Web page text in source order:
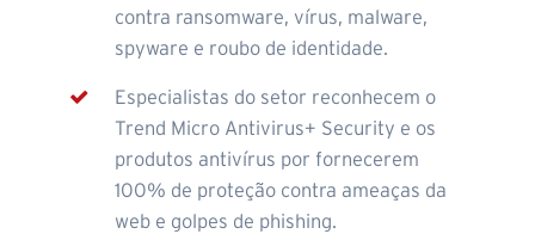
contra ransomware, vírus, malware,
spyware e roubo de identidade.
Especialistas do setor reconhecem o
Trend Micro Antivirus+ Security e os
produtos antivírus por fornecerem
100% de proteção contra ameaças da
web e golpes de phishing.